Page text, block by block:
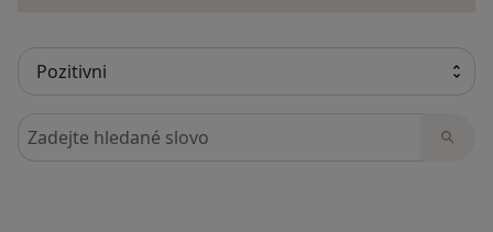
Hledejte v názorech